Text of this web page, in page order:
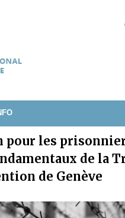
les
de la
de Genève